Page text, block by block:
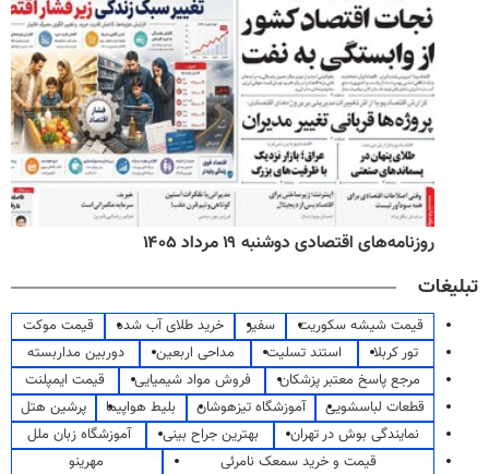
روزنامه‌های اقتصادی دوشنبه ۱۹ مرداد ۱۴۰۵
تبلیغات
قیمت شیشه سکوریت سفیر خرید طلای آب شده
قیمت موکت
تور کربلا
استند تسلیت مداحی اربعین
دوربین مداربسته
مرجع پاسخ معتبر پزشکان
فروش مواد شیمیایی
قیمت ایمپلنت
قطعات لباسشویی
آموزشگاه تیزهوشان بلیط هواپیما
پرشین هتل
نمایندگی بوش در تهران
بهترین جراح بینی
آموزشگاه زبان ملل
قیمت و خرید سمعک نامرئی
مهرینو